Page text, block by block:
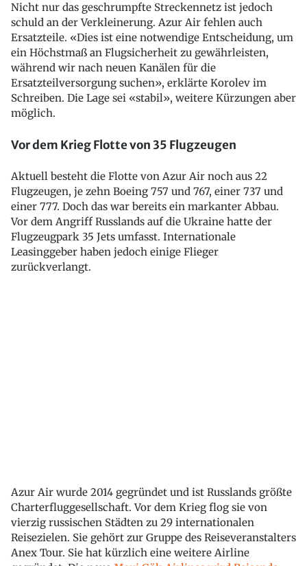
Nicht nur das geschrumpfte Streckennetz ist jedoch
schuld an der Verkleinerung. Azur Air fehlen auch
Ersatzteile. «Dies ist eine notwendige Entscheidung, um
ein Höchstmaß an Flugsicherheit zu gewährleisten,
während wir nach neuen Kanälen für die
Ersatzteilversorgung suchen», erklärte Korolev im
Schreiben. Die Lage sei «stabil», weitere Kürzungen aber
möglich.
Vor dem Krieg Flotte von 35 Flugzeugen
Aktuell besteht die Flotte von Azur Air noch aus 22
Flugzeugen, je zehn Boeing 757 und 767, einer 737 und
einer 777. Doch das war bereits ein markanter Abbau.
Vor dem Angriff Russlands auf die Ukraine hatte der
Flugzeugpark 35 Jets umfasst. Internationale
Leasinggeber haben jedoch einige Flieger
zurückverlangt.
Azur Air wurde 2014 gegründet und ist Russlands größte
Charterfluggesellschaft. Vor dem Krieg flog sie von
vierzig russischen Städten zu 29 internationalen
Reisezielen. Sie gehört zur Gruppe des Reiseveranstalters
Anex Tour. Sie hat kürzlich eine weitere Airline